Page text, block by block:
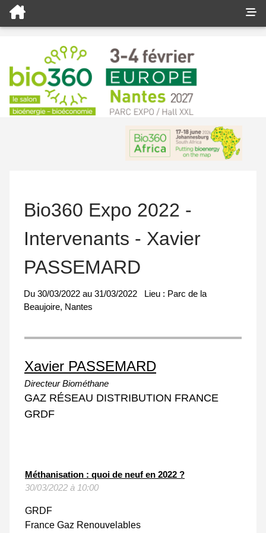
Bio360 Expo 2022 -
Intervenants - Xavier
PASSEMARD
Du 30/03/2022 au 31/03/2022 Lieu : Parc de la
Beaujoire, Nantes
Xavier PASSEMARD
Directeur Biométhane
GAZ RÉSEAU DISTRIBUTION FRANCE
GRDF
Méthanisation : quoi de neuf en 2022 ?
30/03/2022 à 10:00
GRDF
France Gaz Renouvelables